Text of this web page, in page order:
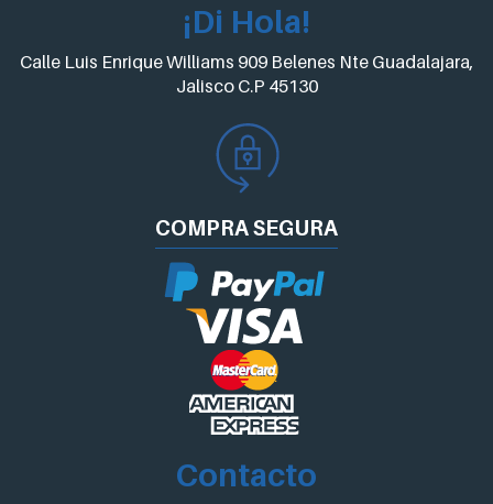
¡Di Hola!
Calle Luis Enrique Williams 909 Belenes Nte Guadalajara,
Jalisco C.P 45130
COMPRASEGURA
Contacto